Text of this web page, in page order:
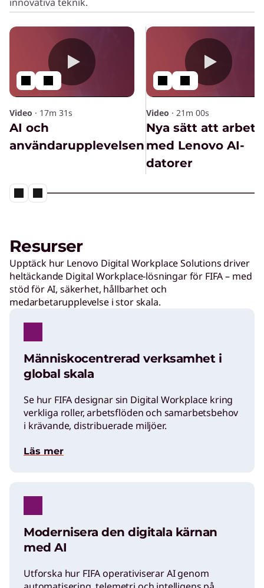
Video · 17m 31s
AI och
användarupplevelsen
Video · 21m 00s
Nya sätt att arbeta
med Lenovo AI-
datorer
Resurser
Upptäck hur Lenovo Digital Workplace Solutions driver
heltäckande Digital Workplace-lösningar för FIFA – med
stöd för AI, säkerhet, hållbarhet och
medarbetarupplevelse i stor skala.
Människocentrerad verksamhet i
global skala
Se hur FIFA designar sin Digital Workplace kring
verkliga roller, arbetsflöden och samarbetsbehov
i krävande, distribuerade miljöer.
Läs mer
Modernisera den digitala kärnan
med AI
Utforska hur FIFA operativiserar AI genom